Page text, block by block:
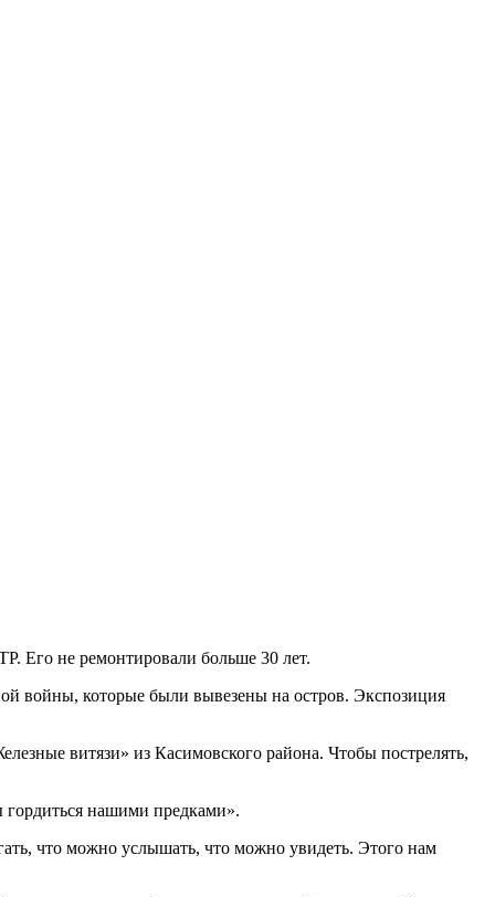
Его не ремонтировали больше 30 лет.
войны, которые были вывезены на остров. Экспозиция
витязи» из Касимовского района. Чтобы пострелять,
нашими предками».
что можно услышать, что можно увидеть. Этого нам